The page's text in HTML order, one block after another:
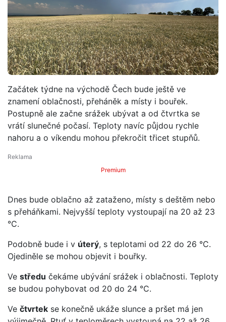
Začátek týdne na východě Čech bude ještě ve
znamení oblačnosti, přeháněk a místy i bouřek.
Postupně ale začne srážek ubývat a od čtvrtka se
vrátí slunečné počasí. Teploty navíc půjdou rychle
nahoru a o víkendu mohou překročit třicet stupňů.
Premium
Dnes bude oblačno až zataženo, místy s deštěm nebo
s přeháňkami. Nejvyšší teploty vystoupají na 20 až 23
°C.
Podobně bude i v úterý, s teplotami od 22 do 26 °C.
Ojediněle se mohou objevit i bouřky.
Ve středu čekáme ubývání srážek i oblačnosti. Teploty
se budou pohybovat od 20 do 24 °C.
Ve čtvrtek se konečně ukáže slunce a pršet má jen